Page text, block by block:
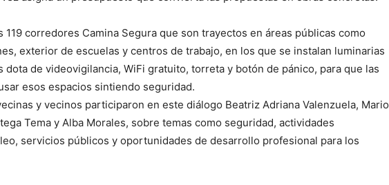
119 corredores Camina Segura que son trayectos en áreas públicas como
exterior de escuelas y centros de trabajo, en los que se instalan luminarias
dota de videovigilancia, WiFi gratuito, torreta y botón de pánico, para que las
esos espacios sintiendo seguridad.
y vecinos participaron en este diálogo Beatriz Adriana Valenzuela, Mario
Tema y Alba Morales, sobre temas como seguridad, actividades
servicios públicos y oportunidades de desarrollo profesional para los